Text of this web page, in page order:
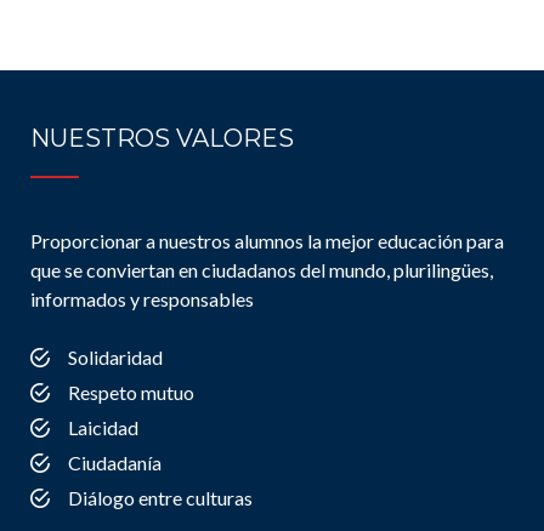
NUESTROS VALORES
Proporcionar a nuestros alumnos la mejor educación para
que se conviertan en ciudadanos del mundo, plurilingües,
informados y responsables
Solidaridad
Respeto mutuo
Laicidad
Ciudadanía
Diálogo entre culturas